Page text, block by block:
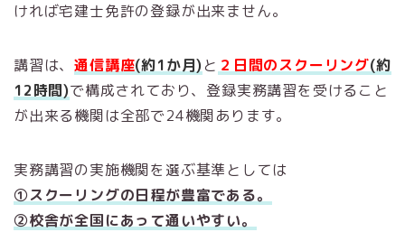
ければ宅建士免許の登録が出来ません。
講習は、通信講座(約1か月)と ２日間のスクーリング(約
12時間)で構成されており、登録実務講習を受けること
が出来る機関は全部で24機関あります。
実務講習の実施機関を選ぶ基準としては
①スクーリングの日程が豊富である。
②校舎が全国にあって通いやすい。